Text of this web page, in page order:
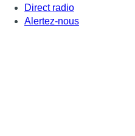
Direct radio
Alertez-nous